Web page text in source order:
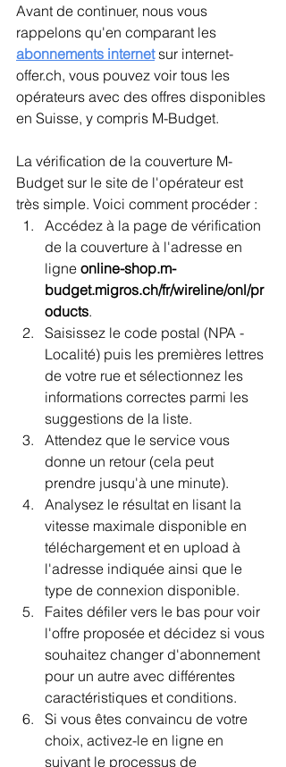
Avant de continuer, nous vous
rappelons qu'en comparant les
abonnements internet sur internet-
offer.ch, vous pouvez voir tous les
opérateurs avec des offres disponibles
en Suisse, y compris M-Budget.
La vérification de la couverture M-
Budget sur le site de l'opérateur est
très simple. Voici comment procéder :
Accédez à la page de vérification
de la couverture à l'adresse en
ligne online-shop.m-
budget.migros.ch/fr/wireline/onl/pr
oducts.
Saisissez le code postal (NPA -
Localité) puis les premières lettres
de votre rue et sélectionnez les
informations correctes parmi les
suggestions de la liste.
Attendez que le service vous
donne un retour (cela peut
prendre jusqu'à une minute).
Analysez le résultat en lisant la
vitesse maximale disponible en
téléchargement et en upload à
l'adresse indiquée ainsi que le
type de connexion disponible.
Faites défiler vers le bas pour voir
l'offre proposée et décidez si vous
souhaitez changer d'abonnement
pour un autre avec différentes
caractéristiques et conditions.
Si vous êtes convaincu de votre
choix, activez-le en ligne en
suivant le processus de